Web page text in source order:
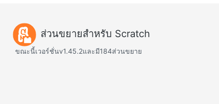
ส่วนขยายสำหรับ Scratch
ขณะนี้เวอร์ชั่นv1.45.2และมี184ส่วนขยาย